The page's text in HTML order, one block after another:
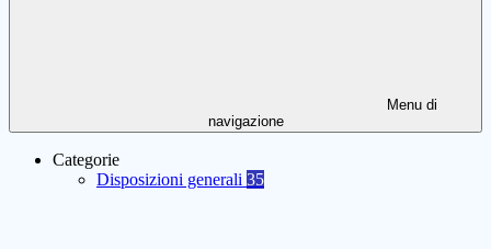
Menu di
navigazione
Categorie
Disposizioni generali 35